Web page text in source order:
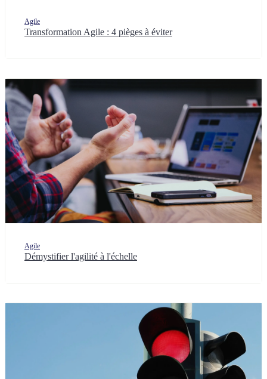
Agile
Transformation Agile : 4 pièges à éviter
Agile
Démystifier l'agilité à l'échelle